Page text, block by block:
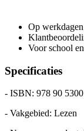
Op
Voor school
Specificaties
- ISBN: 978 90
- Vakgebied: Lezen